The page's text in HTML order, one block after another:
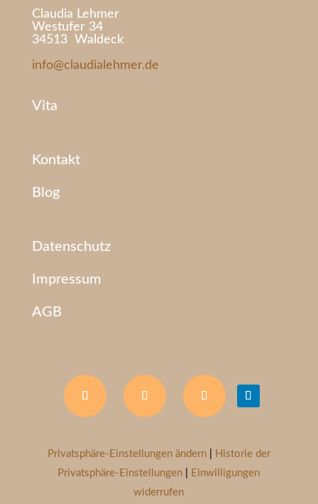
Claudia Lehmer
Westufer 34
34513 Waldeck
info@claudialehmer.de
Vita
Kontakt
Blog
Datenschutz
Impressum
AGB
Privatsphäre-Einstellungen ändern|
Historie der
Privatsphäre-Einstellungen
Einwilligungen
widerrufen